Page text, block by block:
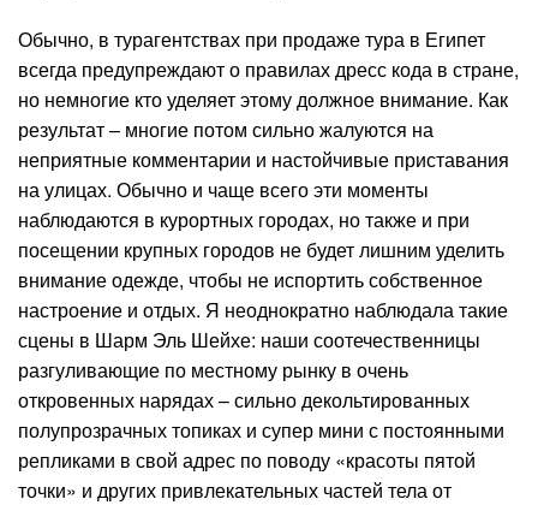
Обычно, в турагентствах при продаже тура в Египет
всегда предупреждают о правилах дресс кода в стране,
но немногие кто уделяет этому должное внимание. Как
результат – многие потом сильно жалуются на
неприятные комментарии и настойчивые приставания
на улицах. Обычно и чаще всего эти моменты
наблюдаются в курортных городах, но также и при
посещении крупных городов не будет лишним уделить
внимание одежде, чтобы не испортить собственное
настроение и отдых. Я неоднократно наблюдала такие
сцены в Шарм Эль Шейхе: наши соотечественницы
разгуливающие по местному рынку в очень
откровенных нарядах – сильно декольтированных
полупрозрачных топиках и супер мини с постоянными
репликами в свой адрес по поводу «красоты пятой
точки» и других привлекательных частей тела от